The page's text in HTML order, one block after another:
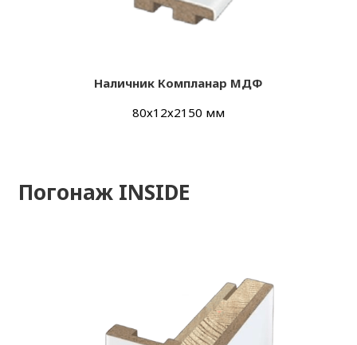
Наличник Компланар МДФ
80х12х2150 мм
Погонаж INSIDE